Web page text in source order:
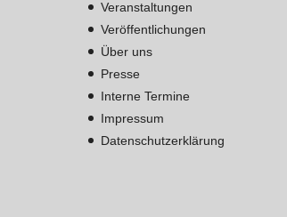
Veranstaltungen
Veröffentlichungen
Über uns
Presse
Interne Termine
Impressum
Datenschutzerklärung